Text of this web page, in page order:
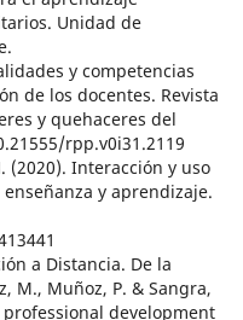
Unidad de
y competencias
de los docentes. Revista
y quehaceres del
rpp.v0i31.2119
(2020). Interacción y uso
y aprendizaje.
a Distancia. De la
M., Muñoz, P. & Sangra,
development